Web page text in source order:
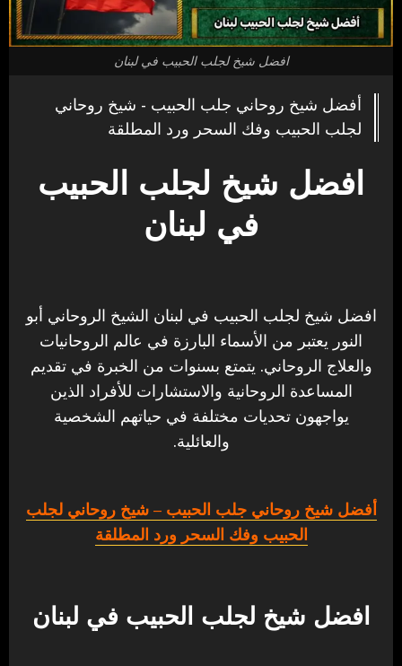
افضل شيخ لجلب الحبيب في لبنان
أفضل شيخ روحاني جلب الحبيب - شيخ روحاني
لجلب الحبيب وفك السحر ورد المطلقة
افضل شيخ لجلب الحبيب
في لبنان
افضل شيخ لجلب الحبيب في لبنان الشيخ الروحاني أبو
النور يعتبر من الأسماء البارزة في عالم الروحانيات
والعلاج الروحاني. يتمتع بسنوات من الخبرة في تقديم
المساعدة الروحانية والاستشارات للأفراد الذين
يواجهون تحديات مختلفة في حياتهم الشخصية
والعائلية.
أفضل شيخ روحاني جلب الحبيب – شيخ روحاني لجلب
الحبيب وفك السحر ورد المطلقة
افضل شيخ لجلب الحبيب في لبنان